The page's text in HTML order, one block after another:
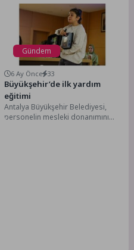
Gündem
6 Ay Önce 33
Büyükşehir’de ilk yardım
eğitimi
Antalya Büyükşehir Belediyesi,
personelin mesleki donanımını